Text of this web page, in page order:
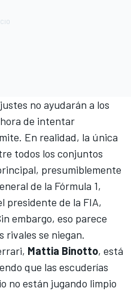
no ayudarán a los
de intentar
En realidad, la única
todos los conjuntos
presumiblemente
de la Fórmula 1,
presidente de la FIA,
embargo, eso parece
rivales se niegan.
Mattia Binotto, está
que las escuderías
no están jugando limpio